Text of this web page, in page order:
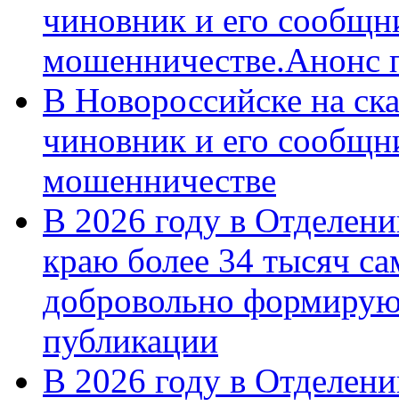
чиновник и его
мошенничестве.Анонс
В Новороссийске на
чиновник и его
мошенничестве
В 2026 году в
краю более 34 тысяч
добровольно
публикации
В 2026 году в